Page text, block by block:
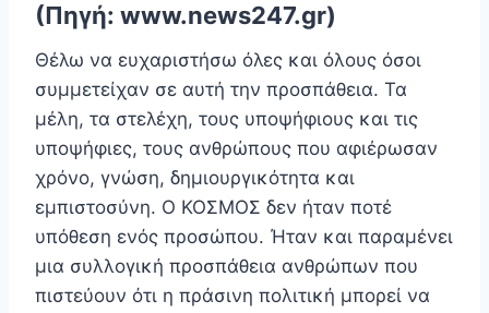
(Πηγή: www.news247.gr)
Θέλω να ευχαριστήσω όλες και όλους όσοι
συμμετείχαν σε αυτή την προσπάθεια. Τα
μέλη, τα στελέχη, τους υποψήφιους και τις
υποψήφιες, τους ανθρώπους που αφιέρωσαν
χρόνο, γνώση, δημιουργικότητα και
εμπιστοσύνη. Ο ΚΟΣΜΟΣ δεν ήταν ποτέ
υπόθεση ενός προσώπου. Ήταν και παραμένει
μια συλλογική προσπάθεια ανθρώπων που
πιστεύουν ότι η πράσινη πολιτική μπορεί να